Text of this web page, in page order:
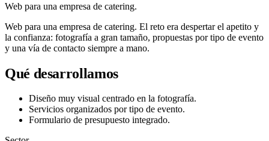
Web para una empresa de catering.
Web para una empresa de catering. El reto era despertar el apetito y
la confianza: fotografía a gran tamaño, propuestas por tipo de evento
y una vía de contacto siempre a mano.
Qué desarrollamos
Diseño muy visual centrado en la fotografía.
Servicios organizados por tipo de evento.
Formulario de presupuesto integrado.